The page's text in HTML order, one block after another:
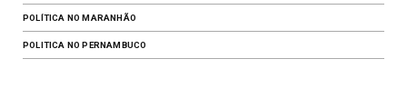
POLÍTICA NO MARANHÃO
POLITICA NO PERNAMBUCO